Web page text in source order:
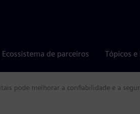
Ecossistema de parceiros Tópicos
pode melhorar a confiabilidade e a